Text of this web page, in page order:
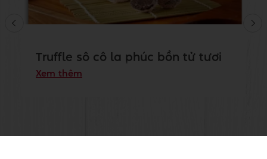
Truffle sô cô la phúc bồn tử tươi
Xem thêm